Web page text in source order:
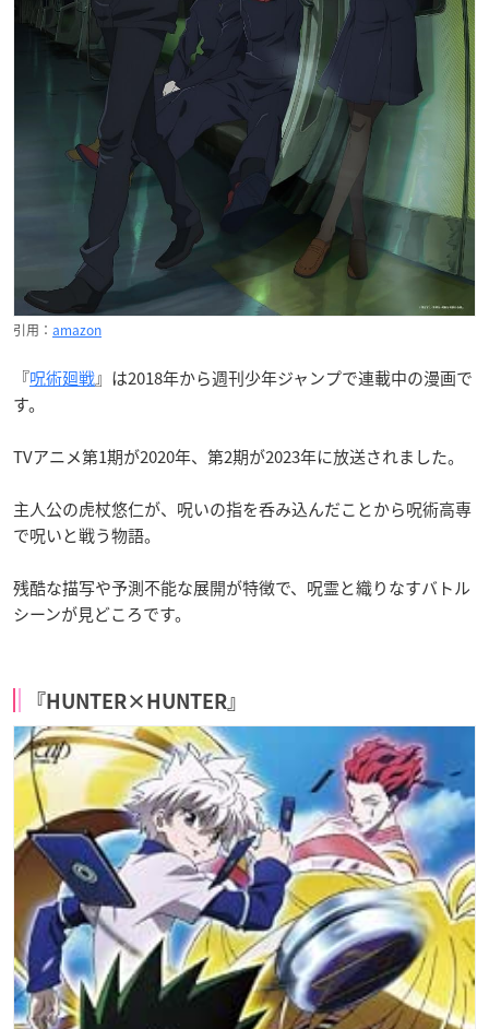
引用： amazon
『呪術廻戦』は2018年から週刊少年ジャンプで連載中の漫画で
す。
TVアニメ第1期が2020年、第2期が2023年に放送されました。
主人公の虎杖悠仁が、呪いの指を呑み込んだことから呪術高専
で呪いと戦う物語。
残酷な描写や予測不能な展開が特徴で、呪霊と織りなすバトル
シーンが見どころです。
『HUNTER×HUNTER』